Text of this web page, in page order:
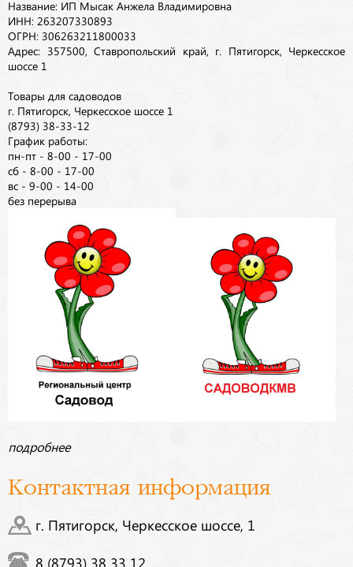
Название: ИП Мысак Анжела Владимировна
ИНН: 263207330893
ОГРН: 306263211800033
Адрес: 357500, Ставропольский край, г. Пятигорск, Черкесское
шоссе 1
Товары для садоводов
г. Пятигорск, Черкесское шоссе 1
(8793) 38-33-12
График работы:
пн-пт - 8-00 - 17-00
сб - 8-00 - 17-00
вс - 9-00 - 14-00
без перерыва
подробнее
Контактная информация
г. Пятигорск, Черкесское шоссе, 1
8 (8793) 38 33 12